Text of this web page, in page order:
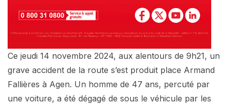
Ce jeudi 14 novembre 2024, aux alentours de 9h21, un
grave accident de la route s’est produit place Armand
Fallières à Agen. Un homme de 47 ans, percuté par
une voiture, a été dégagé de sous le véhicule par les